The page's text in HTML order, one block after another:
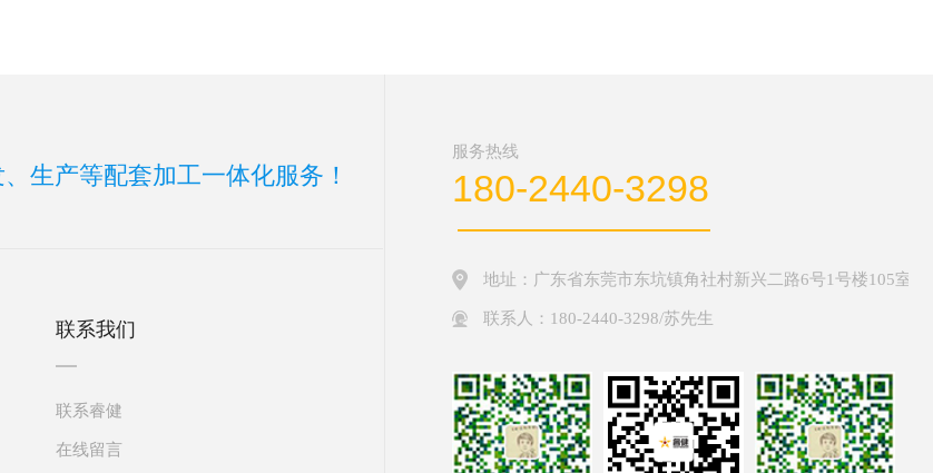
生产等配套加工一体化服务！
联系我们
联系睿健
在线留言
服务热线
180-2440-3298
地址：广东省东莞市东坑镇角社村新兴二路6号1号楼105室
联系人：180-2440-3298/苏先生